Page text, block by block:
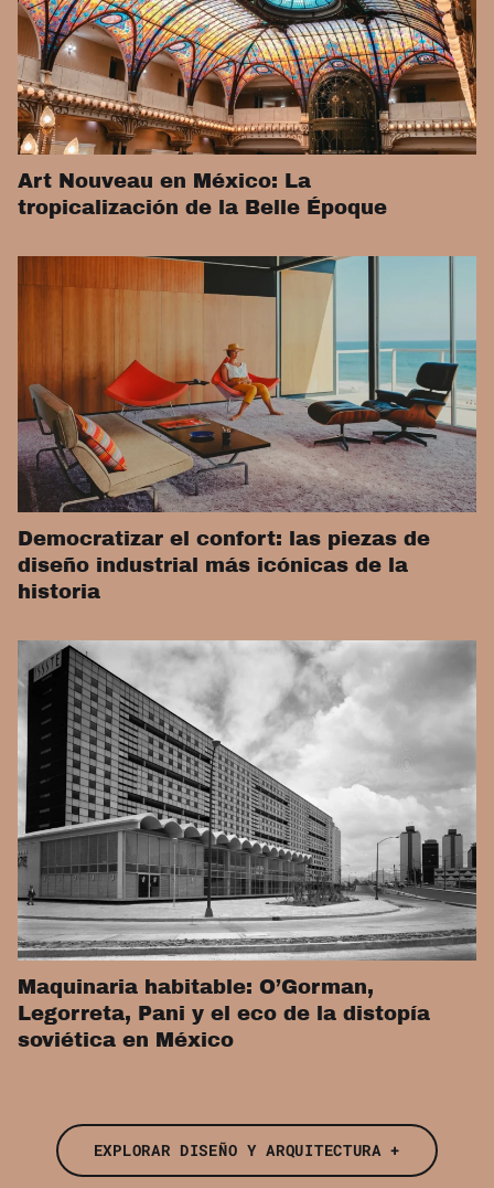
Art Nouveau en México: La
tropicalización de la Belle Époque
Democratizar el confort: las piezas de
diseño industrial más icónicas de la
historia
Maquinaria habitable: O’Gorman,
Legorreta, Pani y el eco de la distopía
soviética en México
EXPLORAR DISEÑO Y ARQUITECTURA +